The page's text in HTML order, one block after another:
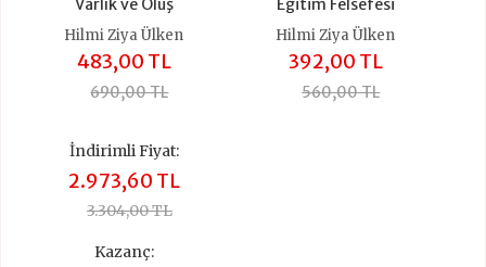
Varlık ve Oluş
Hilmi Ziya Ülken
483,00 TL
690,00 TL
Eğitim Felsefesi
Hilmi Ziya Ülken
392,00 TL
560,00 TL
İndirimli Fiyat:
2.973,60 TL
3.304,00 TL
Kazanç: